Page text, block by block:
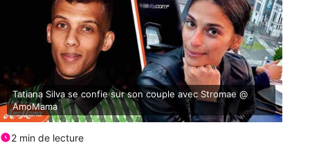
Tatiana Silva se confie sur son couple avec Stromae @
AmoMama
2 min de lecture